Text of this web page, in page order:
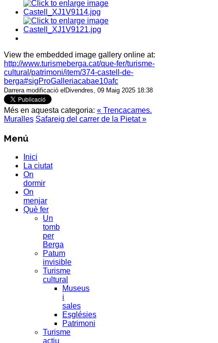
View the embedded image gallery online at:
http://www.turismeberga.cat/que-fer/turisme-
cultural/patrimoni/item/374-castell-de-
berga#sigProGalleriacabae10afc
Darrera modificació elDivendres, 09 Maig 2025 18:38
Més en aquesta categoria: « Trencacames.
Muralles Safareig del carrer de la Pietat »
Menú
Inici
La ciutat
On
dormir
On
menjar
Què fer
Un
tomb
per
Berga
Patum
invisible
Turisme
cultural
Museus
i
sales
Esglésies
Patrimoni
Turisme
actiu